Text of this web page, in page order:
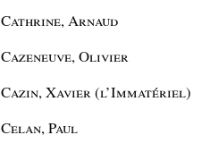
Cathrine, Arnaud
Cazeneuve, Olivier
Cazin, Xavier (l’Immatériel)
Celan, Paul